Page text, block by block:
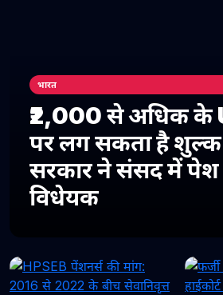
भारत
₹2,000 से अधिक के
पर लग सकता है
सरकार ने संसद में पेश
विधेयक